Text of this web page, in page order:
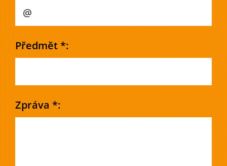
Předmět *:
Zpráva *: